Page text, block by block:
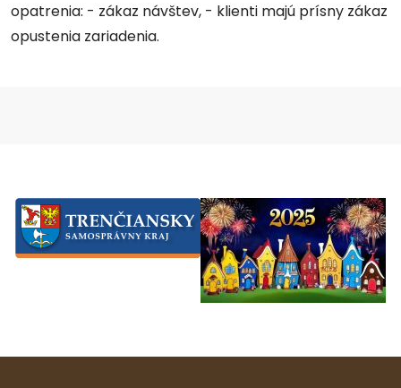
opatrenia: - zákaz návštev, - klienti majú prísny zákaz
opustenia zariadenia.